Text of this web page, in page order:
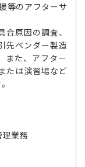
等のアフターサ
原因の調査、
先ベンダー製造
また、アフター
たは演習場など
業務